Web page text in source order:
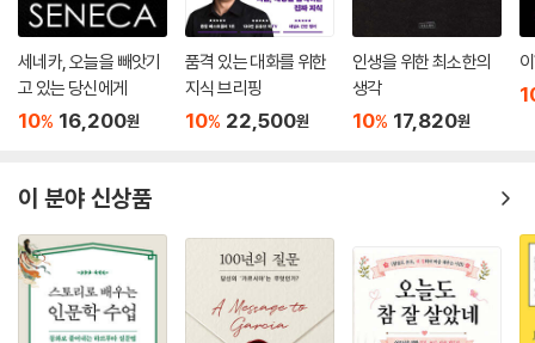
서 생각할 수 있다.”
“전통적인 학문의 영역에서 경시되어 온 패션을 역사, 젠더, 미술, 사회학,
철학 등 다양한 관점에서 분석한다.”
세네카, 오늘을 빼앗기
고 있는 당신에게
10% 16,200원
품격 있는 대화를 위한
지식 브리핑
10% 22,500원
인생을 위한 최소한의
생각
10% 17,820원
이 분야 신상품